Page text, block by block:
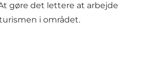
gøre det lettere at arbejde
i området.